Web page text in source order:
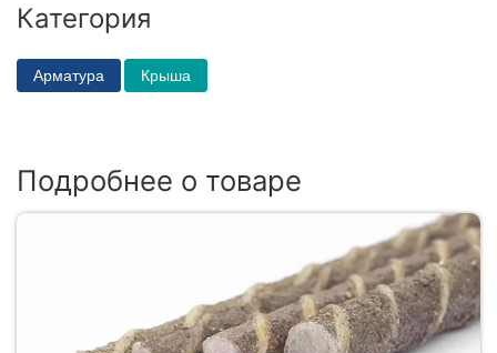
Категория
Арматура Крыша
Подробнее о товаре